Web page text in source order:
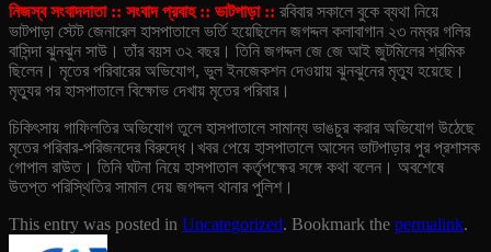
নিজস্ব সংবাদদাতা :: সংবাদ প্রবাহ :: ভাটপাড়া :: রবিবার সকালে বুকে ব্যথা নিয়ে
ভাটপাড়া স্টেট জেনারেল হাসপাতালে ভর্তি হয়েছিলেন জগদ্দল কলাবাগান ২৩ নম্বর গলির
বাসিন্দা ঝুনঝুন সাউ। তাঁর বয়স ৩২ বছর। তিনি জগদ্দল জে জে আই জুটমিলের শ্রমিক
ছিলেন। মৃতের পরিবারের অভিযোগ, ভুল ইনজেকশন দেওয়ায় ঝুনঝুনের মৃত্যু হয়েছে।
মৃত্যুর পর হাসপাতালে বিক্ষোভ দেখায় মৃতের পরিবার।
চিকিৎসায় গাফিলতির অভিযোগ তুলে হাসপাতালে সামান্য ভাঙচুর করার অভিযোগ উঠেছে
মৃতের পরিবার-পরিজনদের বিরুদ্ধে।খবর পেয়ে হাসপাতালে আসেন ভাটপাড়ার পুর প্রশাসক
গোপাল রাউত। তিনি ঘটনা নিয়ে হাসপাতাল কর্তৃপক্ষের সঙ্গে কথা বলেন। অবশেষে
উতপ্ত পরিস্থিতির সামাল দেয় জগদ্দল থানার পুলিশ।
This entry was posted in Uncategorized. Bookmark the permalink.